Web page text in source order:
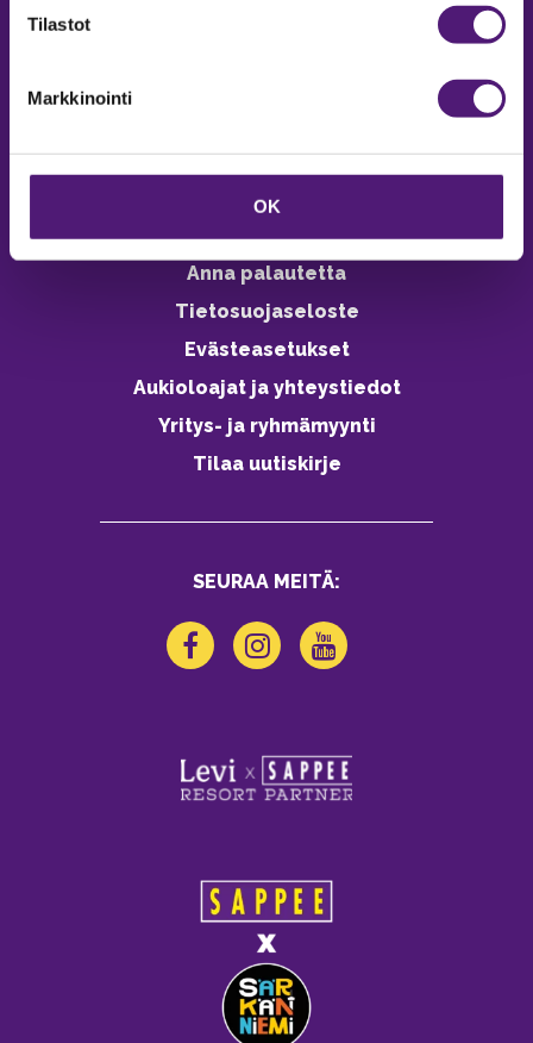
Tilastot
Markkinointi
OK
Vastuullisuus
Ympäristöohjelma
Avoimet työpaikat
Anna palautetta
Tietosuojaseloste
Evästeasetukset
Aukioloajat ja yhteystiedot
Yritys- ja ryhmämyynti
Tilaa uutiskirje
SEURAA MEITÄ: